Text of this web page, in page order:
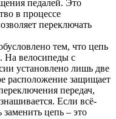
педалей. Это
в процессе
переключать
тем, что цепь
На велосипеды с
установлено лишь две
расположение защищает
передач,
Если всё-
заменить цепь – это